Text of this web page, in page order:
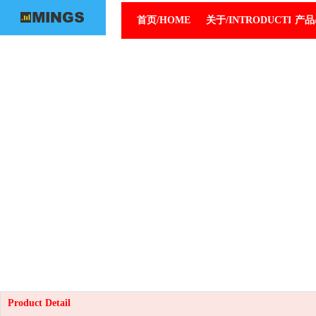
首页/HOME 关于/INTRODUCTION
产
Product Detail